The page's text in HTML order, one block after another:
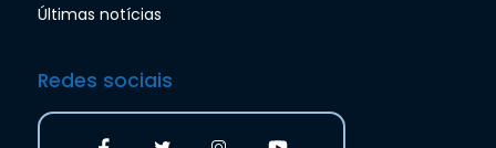
Últimas notícias
Redes sociais